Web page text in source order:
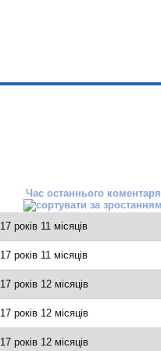
Час останнього коментаря
17 років 11 місяців
17 років 11 місяців
17 років 12 місяців
17 років 12 місяців
17 років 12 місяців